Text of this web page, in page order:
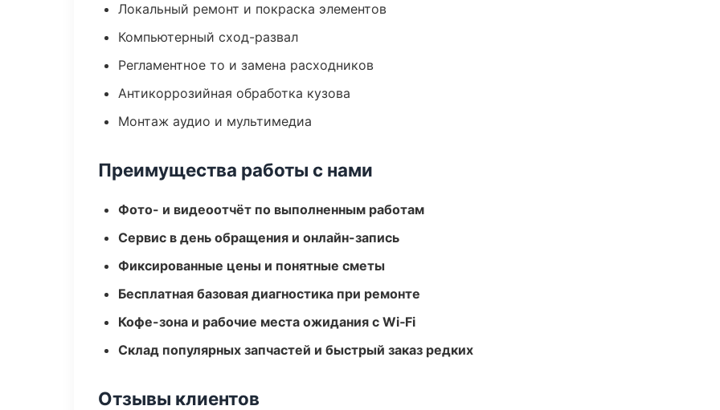
Локальный ремонт и покраска элементов
Компьютерный сход-развал
Регламентное то и замена расходников
Антикоррозийная обработка кузова
Монтаж аудио и мультимедиа
Преимущества работы с нами
Фото- и видеоотчёт по выполненным работам
Сервис в день обращения и онлайн-запись
Фиксированные цены и понятные сметы
Бесплатная базовая диагностика при ремонте
Кофе-зона и рабочие места ожидания с Wi‑Fi
Склад популярных запчастей и быстрый заказ редких
Отзывы клиентов